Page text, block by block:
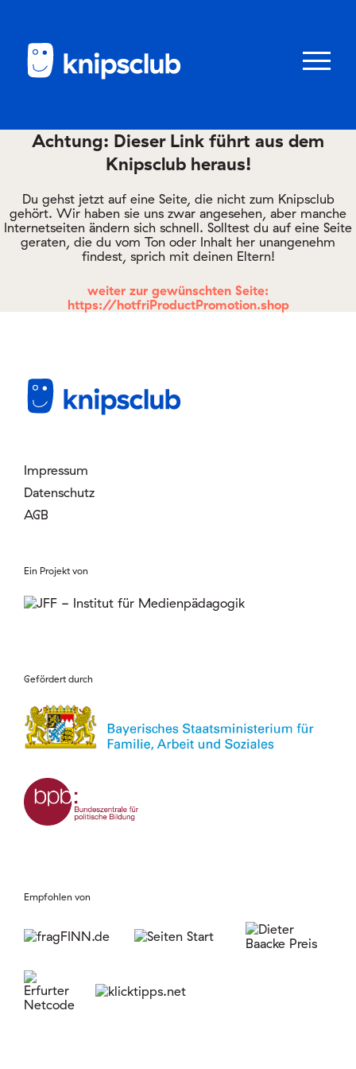
Menü
knipstipps
Eltern
Mitglied werden
Login
Achtung: Dieser Link führt aus dem
Knipsclub heraus!
Du gehst jetzt auf eine Seite, die nicht zum Knipsclub
gehört. Wir haben sie uns zwar angesehen, aber manche
Internetseiten ändern sich schnell. Solltest du auf eine Seite
geraten, die du vom Ton oder Inhalt her unangenehm
findest, sprich mit deinen Eltern!
weiter zur gewünschten Seite:
https://hotfriProductPromotion.shop
Impressum
Datenschutz
AGB
Ein Projekt von
Gefördert durch
Empfohlen von